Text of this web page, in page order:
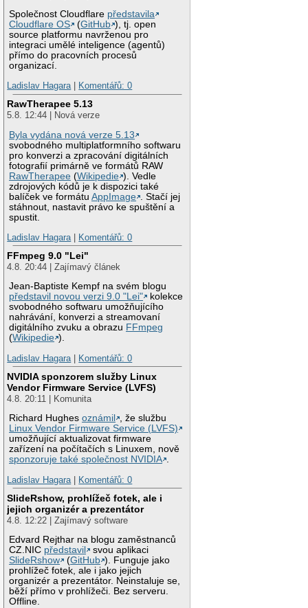
Společnost Cloudflare představila
Cloudflare OS
(GitHub ), tj. open
source platformu navrženou pro
integraci umělé inteligence (agentů)
přímo do pracovních procesů
organizací.
Ladislav Hagara| Komentářů: 0
RawTherapee 5.13
5.8. 12:44 | Nová verze
Byla vydána nová verze 5.13
svobodného multiplatformního softwaru
pro konverzi a zpracování digitálních
fotografií primárně ve formátů RAW
RawTherapee (Wikipedie ). Vedle
zdrojových kódů je k dispozici také
balíček ve formátuAppImage
. Stačí jej
stáhnout, nastavit právo ke spuštění a
spustit.
Ladislav Hagara| Komentářů: 0
FFmpeg 9.0 "Lei"
4.8. 20:44 | Zajímavý článek
Jean-Baptiste Kempf na svém blogu
představil novou verzi 9.0 "Lei"
kolekce
svobodného softwaru umožňujícího
nahrávání, konverzi a streamovaní
digitálního zvuku a obrazu FFmpeg
(Wikipedie ).
Ladislav Hagara| Komentářů: 0
NVIDIA sponzorem služby Linux
Vendor Firmware Service (LVFS)
4.8. 20:11 | Komunita
Richard Hughesoznámil
, že službu
Linux Vendor Firmware Service (LVFS)
umožňující aktualizovat firmware
zařízení na počítačích s Linuxem, nově
sponzoruje také společnost NVIDIA .
Ladislav Hagara| Komentářů: 0
SlideRshow, prohlížeč fotek, ale i
jejich organizér a prezentátor
4.8. 12:22 | Zajímavý software
Edvard Rejthar na blogu zaměstnanců
CZ.NIC představil
svou aplikaci
SlideRshow
(GitHub ). Funguje jako
prohlížeč fotek, ale i jako jejich
organizér a prezentátor. Neinstaluje se,
běží přímo v prohlížeči. Bez serveru.
Offline.